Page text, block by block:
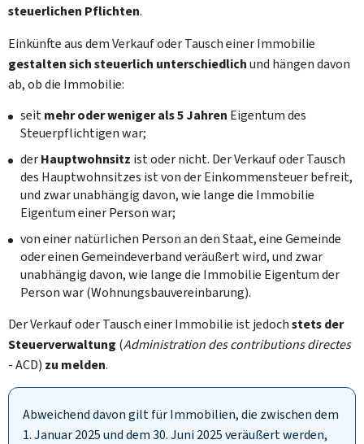
steuerlichen Pflichten.
Einkünfte aus dem Verkauf oder Tausch einer Immobilie
gestalten sich steuerlich unterschiedlichund hängen davon
ab, ob die Immobilie:
seitmehr oder weniger als 5 Jahren Eigentum des
Steuerpflichtigen war;
derHauptwohnsitz ist oder nicht. Der Verkauf oder Tausch
des Hauptwohnsitzes ist von der Einkommensteuer befreit,
und zwar unabhängig davon, wie lange die Immobilie
Eigentum einer Person war;
von einer natürlichen Person an den Staat, eine Gemeinde
oder einen Gemeindeverband veräußert wird, und zwar
unabhängig davon, wie lange die Immobilie Eigentum der
Person war (Wohnungsbauvereinbarung).
Der Verkauf oder Tausch einer Immobilie ist jedochstets der
Steuerverwaltung (Administration des contributions directes
- ACD) zu melden.
Abweichend davon gilt für Immobilien, die zwischen dem
1.Januar 2025 und dem 30. Juni 2025 veräußert werden,